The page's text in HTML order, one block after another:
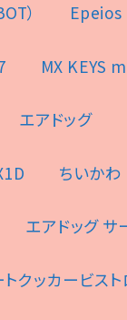
） Epeios
MX KEYS
エアドッグ
ちいかわ
エアドッグ サ
クッカービスト